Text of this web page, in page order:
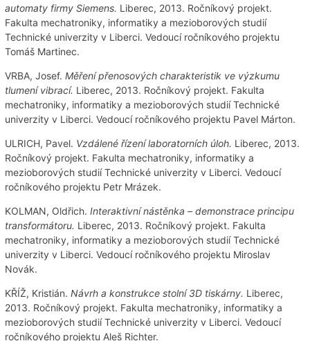
automaty firmy Siemens. Liberec, 2013. Ročníkový projekt.
Fakulta mechatroniky, informatiky a mezioborových studií
Technické univerzity v Liberci. Vedoucí ročníkového projektu
Tomáš Martinec.
VRBA, Josef. Měření přenosových charakteristik ve výzkumu
tlumení vibrací. Liberec, 2013. Ročníkový projekt. Fakulta
mechatroniky, informatiky a mezioborových studií Technické
univerzity v Liberci. Vedoucí ročníkového projektu Pavel Márton.
ULRICH, Pavel. Vzdálené řízení laboratorních úloh. Liberec, 2013.
Ročníkový projekt. Fakulta mechatroniky, informatiky a
mezioborových studií Technické univerzity v Liberci. Vedoucí
ročníkového projektu Petr Mrázek.
KOLMAN, Oldřich. Interaktivní nástěnka – demonstrace principu
transformátoru. Liberec, 2013. Ročníkový projekt. Fakulta
mechatroniky, informatiky a mezioborových studií Technické
univerzity v Liberci. Vedoucí ročníkového projektu Miroslav
Novák.
KŘÍŽ, Kristián. Návrh a konstrukce stolní 3D tiskárny. Liberec,
2013. Ročníkový projekt. Fakulta mechatroniky, informatiky a
mezioborových studií Technické univerzity v Liberci. Vedoucí
ročníkového projektu Aleš Richter.